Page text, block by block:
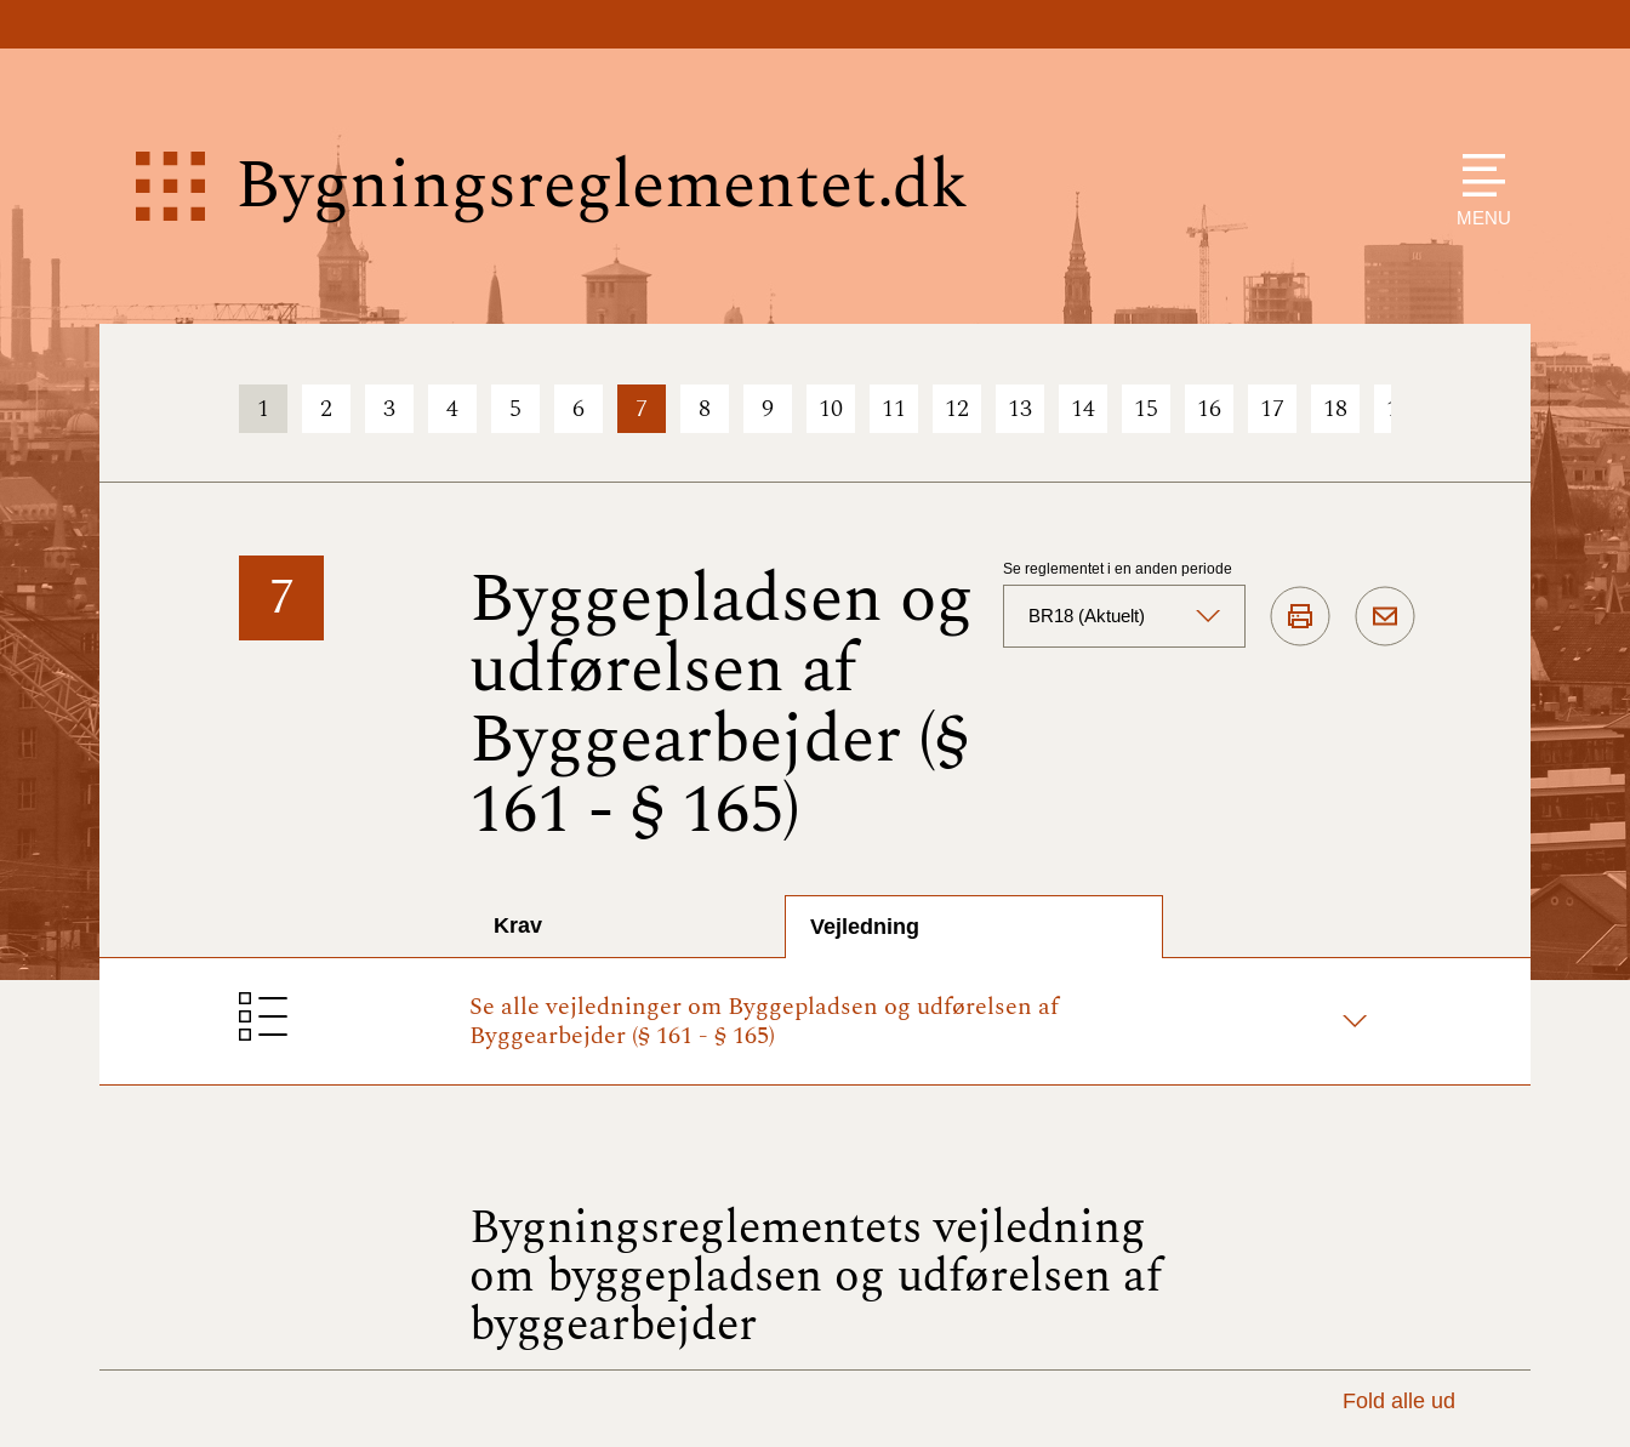
Bygningsreglementet.dk MENU
1 2 3 4 5 6 7 8 9 10 11 12 13 14 15 16 17 18 19 21 22
7 Byggepladsen og
udførelsen af
Byggearbejder (§
161 - § 165)
Se reglementet i en anden periode
BR18 (Aktuelt)
2024)
2023)
BR18 (1/7 - 16/9
2022)
Krav Vejledning
Se alle vejledninger om Byggepladsen og udførelsen af
Byggearbejder (§ 161 - § 165)
Bygningsreglementets vejledning
om byggepladsen og udførelsen af
byggearbejder
Fold alle ud